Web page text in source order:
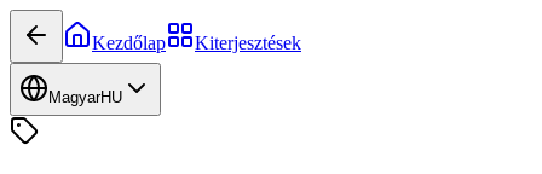
Kezdőlap Kiterjesztések
MagyarHU